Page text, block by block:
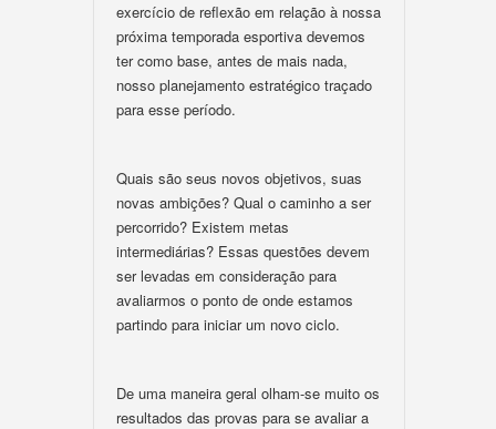
exercício de reflexão em relação à nossa
próxima temporada esportiva devemos
ter como base, antes de mais nada,
nosso planejamento estratégico traçado
para esse período.
Quais são seus novos objetivos, suas
novas ambições? Qual o caminho a ser
percorrido? Existem metas
intermediárias? Essas questões devem
ser levadas em consideração para
avaliarmos o ponto de onde estamos
partindo para iniciar um novo ciclo.
De uma maneira geral olham-se muito os
resultados das provas para se avaliar a